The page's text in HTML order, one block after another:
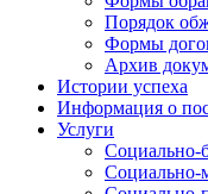
Порядок
Формы
Архив
Истории успеха
Информация о
Услуги
Социально-
Социально-